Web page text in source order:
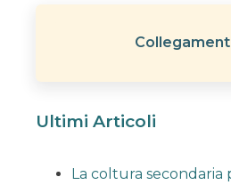
Ultimi Articoli
La coltura